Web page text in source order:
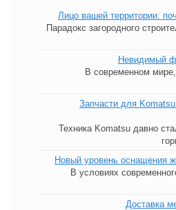
Лицо вашей территории:
Парадокс загородного
Невидимый
В современном
Запчасти для
Техника Komatsu давно
Новый уровень оснащения
В условиях
Доставка